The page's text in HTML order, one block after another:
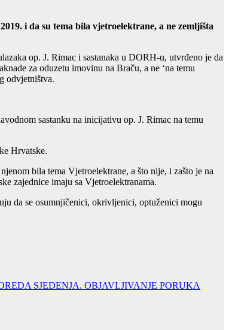
i da su tema bila vjetroelektrane, a ne zemljišta
op. J. Rimac i sastanaka u DORH-u, utvrđeno je da
za oduzetu imovinu na Braču, a ne ‘na temu
odvjetništva.
sastanku na inicijativu op. J. Rimac na temu
Hrvatske.
bila tema Vjetroelektrane, a što nije, i zašto je na
zajednice imaju sa Vjetroelektranama.
da se osumnjičenici, okrivljenici, optuženici mogu
SJEDENJA. OBJAVLJIVANJE PORUKA